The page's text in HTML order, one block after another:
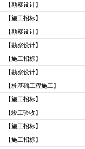
【勘察设计】
【施工招标】
【勘察设计】
【勘察设计】
【施工招标】
【勘察设计】
【桩基础工程施工】
【施工招标】
【竣工验收】
【施工招标】
【施工招标】